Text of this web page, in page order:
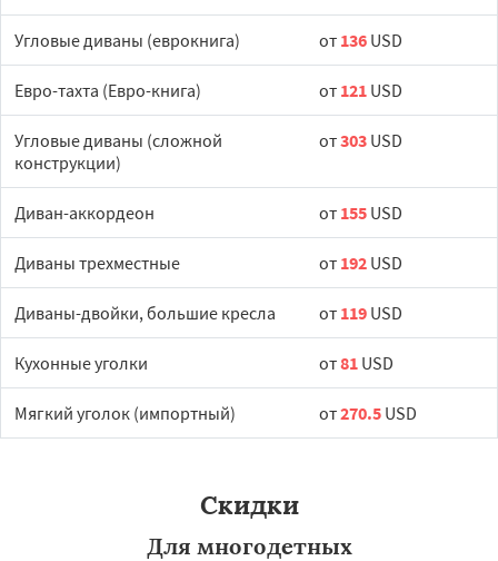
Угловые диваны (еврокнига) от 136 USD
Евро-тахта (Евро-книга) от 121 USD
Угловые диваны (сложной
конструкции)
от303 USD
Диван-аккордеон от 155 USD
Диваны трехместные от 192 USD
Диваны-двойки, большие кресла от 119 USD
Кухонные уголки от81 USD
Мягкий уголок (импортный) от270.5 USD
Скидки
Для многодетных